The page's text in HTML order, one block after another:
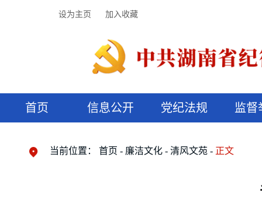
设为主页 加入收藏
首页 信息公开 党纪法规 监督
当前位置： 首页 廉洁文化 清风文苑 正文